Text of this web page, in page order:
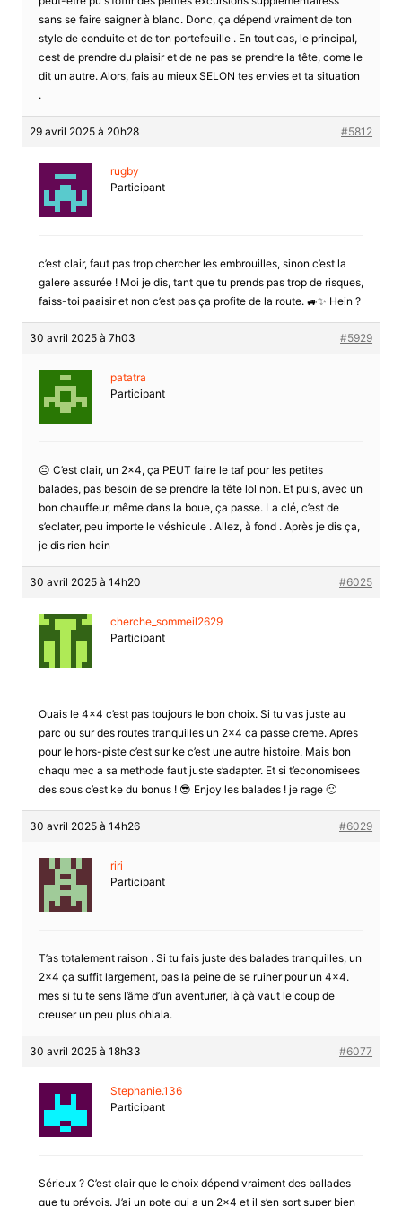
sans se faire saigner à blanc. Donc, ça dépend vraiment de ton
style de conduite et de ton portefeuille . En tout cas, le principal,
cest de prendre du plaisir et de ne pas se prendre la tête, come le
dit un autre. Alors, fais au mieux SELON tes envies et ta situation
.
29 avril 2025 à 20h28 #5812
rugby
Participant
c’est clair, faut pas trop chercher les embrouilles, sinon c’est la
galere assurée ! Moi je dis, tant que tu prends pas trop de risques,
faiss-toi paaisir et non c’est pas ça profite de la route. 🚙✨ Hein ?
30 avril 2025 à 7h03 #5929
patatra
Participant
😐 C’est clair, un 2×4, ça PEUT faire le taf pour les petites
balades, pas besoin de se prendre la tête lol non. Et puis, avec un
bon chauffeur, même dans la boue, ça passe. La clé, c’est de
s’eclater, peu importe le véshicule . Allez, à fond . Après je dis ça,
je dis rien hein
30 avril 2025 à 14h20 #6025
cherche_sommeil2629
Participant
Ouais le 4×4 c’est pas toujours le bon choix. Si tu vas juste au
parc ou sur des routes tranquilles un 2×4 ca passe creme. Apres
pour le hors-piste c’est sur ke c’est une autre histoire. Mais bon
chaqu mec a sa methode faut juste s’adapter. Et si t’economisees
des sous c’est ke du bonus ! 😎 Enjoy les balades ! je rage 🙂
30 avril 2025 à 14h26 #6029
riri
Participant
T’as totalement raison . Si tu fais juste des balades tranquilles, un
2×4 ça suffit largement, pas la peine de se ruiner pour un 4×4.
mes si tu te sens l’âme d’un aventurier, là çà vaut le coup de
creuser un peu plus ohlala.
30 avril 2025 à 18h33 #6077
Stephanie.136
Participant
Sérieux ? C’est clair que le choix dépend vraiment des ballades
que tu prévois. J’ai un pote qui a un 2×4 et il s’en sort super bien